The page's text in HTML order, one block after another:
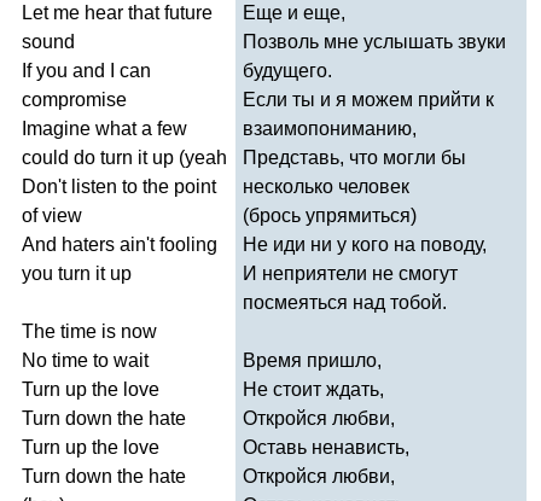
Let me hear that future
sound
If you and
can
compromise
Imagine what a few
could do turn it up (yeah
Don't listen to the point
of view
And haters ain't fooling
you turn it up
The time is now
No time to wait
Turn up the love
Turn down the hate
Turn up the love
Turn down the hate
Еще и еще,
Позволь мне услышать звуки
будущего.
Если ты и я можем прийти к
взаимопониманию,
Представь, что могли бы
несколько человек
(брось упрямиться)
Не иди ни у кого на поводу,
И неприятели не смогут
посмеяться над тобой.
Время пришло,
Не стоит ждать,
Откройся любви,
Оставь ненависть,
Откройся любви,